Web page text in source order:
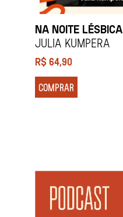
NA NOITE LÉSBICA
Julia Kumpera
R$64,90
COMPRAR